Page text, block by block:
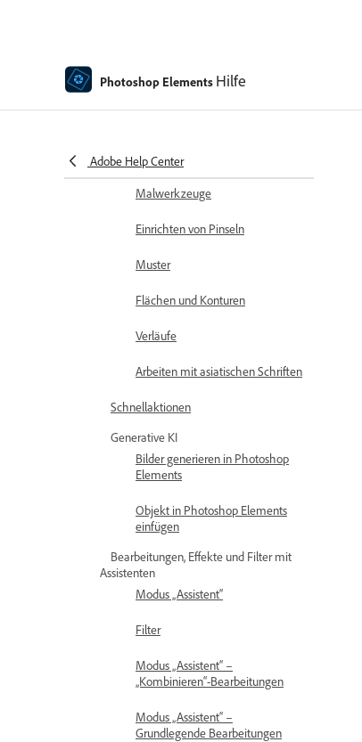
Photoshop Elements Hilfe
Adobe Help Center
Erstellen von Formen
Malen – Übersicht
Malwerkzeuge
Einrichten von Pinseln
Muster
Flächen und Konturen
Verläufe
Arbeiten mit asiatischen Schriften
Schnellaktionen
Generative KI
Bilder generieren in Photoshop
Elements
Objekt in Photoshop Elements
einfügen
Bearbeitungen, Effekte und Filter mit
Assistenten
Modus „Assistent“
Filter
Modus „Assistent“ –
„Kombinieren“-Bearbeitungen
Modus „Assistent“ –
Grundlegende Bearbeitungen